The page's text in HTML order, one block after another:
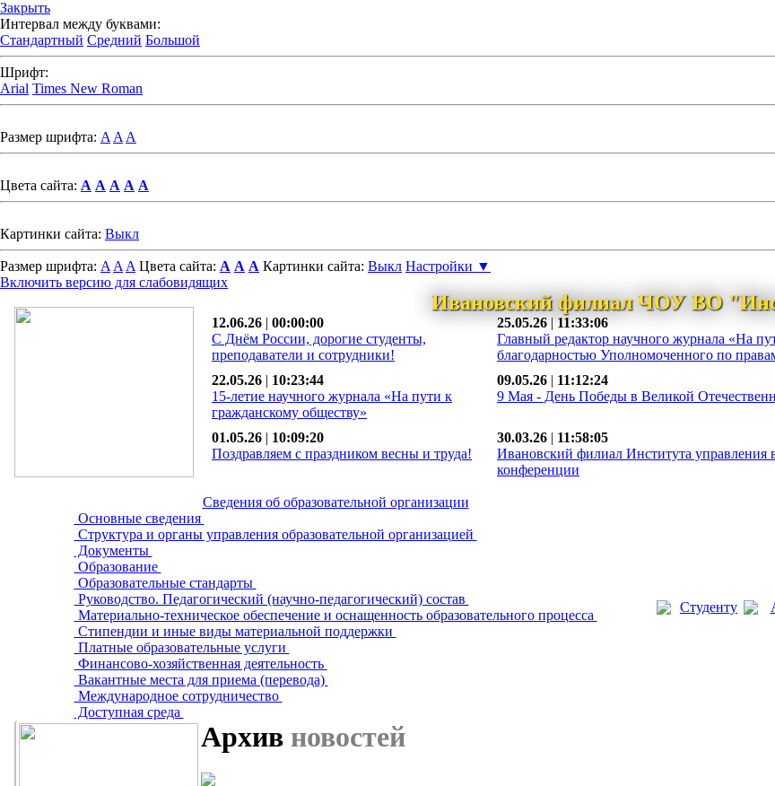
Закрыть
Интервал между буквами:
Стандартный Средний Большой
Шрифт:
Arial Times New Roman
Размер шрифта: A A A
Цвета сайта: A A A A A
Картинки сайта: Выкл
Размер шрифта: A A A Цвета сайта: A A A Картинки сайта: Выкл Настройки ▼
Включить версию для слабовидящих
Ивановский филиал ЧОУ ВО
12.06.26 | 00:00:00
С Днём России, дорогие студенты,
преподаватели и сотрудники!
25.05.26 | 11:33:06
Главный редактор научного журнала «На
благодарностью Уполномоченного по
22.05.26 | 10:23:44
15-летие научного журнала «На пути к
гражданскому обществу»
09.05.26 | 11:12:24
9 Мая - День Победы в Великой
01.05.26 | 10:09:20
Поздравляем с праздником весны и труда!
30.03.26 | 11:58:05
Ивановский филиал Института управления
конференции
Сведения об образовательной организации
Основные сведения
Структура и органы управления образовательной организацией
Документы
Образование
Образовательные стандарты
Руководство. Педагогический (научно-педагогический) состав
Материально-техническое обеспечение и оснащенность образовательного процесса
Стипендии и иные виды материальной поддержки
Платные образовательные услуги
Финансово-хозяйственная деятельность
Вакантные места для приема (перевода)
Международное сотрудничество
Доступная среда
Студенту
Архив новостей